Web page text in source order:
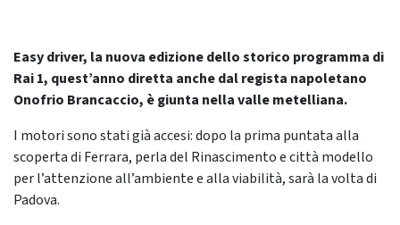
Easy driver, la nuova edizione dello storico programma di
Rai 1, quest’anno diretta anche dal regista napoletano
Onofrio Brancaccio, è giunta nella valle metelliana.
I motori sono stati già accesi: dopo la prima puntata alla
scoperta di Ferrara, perla del Rinascimento e città modello
per l’attenzione all’ambiente e alla viabilità, sarà la volta di
Padova.